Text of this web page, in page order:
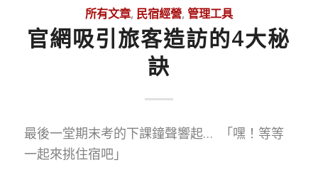
所有文章, 民宿經營, 管理工具
官網吸引旅客造訪的4大秘
訣
最後一堂期末考的下課鐘聲響起… 「嘿！等等
一起來挑住宿吧」